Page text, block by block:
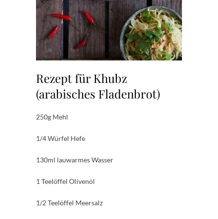
Rezept für Khubz
(arabisches Fladenbrot)
250g Mehl
1/4 Würfel Hefe
130ml lauwarmes Wasser
1 Teelöffel Olivenöl
1/2 Teelöffel Meersalz